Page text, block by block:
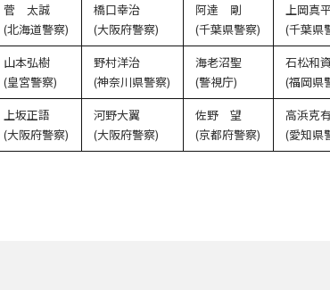
菅 太誠
(北海道警察)
橋口幸治
(大阪府警察)
阿達 剛
(千葉県警察)
上岡真
(千葉県
山本弘樹
(皇宮警察)
野村洋治
(神奈川県警察)
海老沼聖
(警視庁)
石松和
(福岡県
上坂正語
(大阪府警察)
河野大翼
(大阪府警察)
佐野 望
(京都府警察)
高浜克
(愛知県